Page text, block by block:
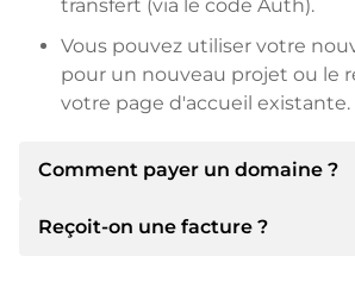
transfert (via le code Auth).
Vous pouvez utiliser votre
pour un nouveau projet ou le
votre page d'accueil existante.
Comment payer un domaine ?
Après un accord, le titulaire vous
Reçoit-on une facture ?